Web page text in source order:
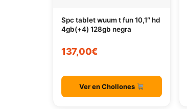
Spc tablet wuum t fun 10,1″ hd
4gb(+4) 128gb negra
137,00€
Ver en Chollones